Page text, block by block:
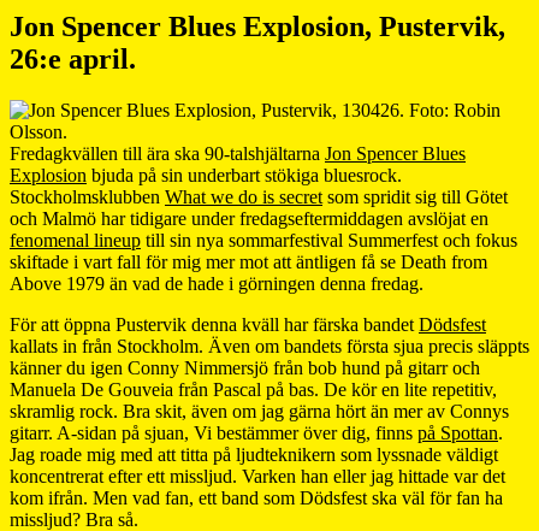
Jon Spencer Blues Explosion, Pustervik,
26:e april.
Fredagkvällen till ära ska 90-talshjältarna Jon Spencer Blues
Explosion bjuda på sin underbart stökiga bluesrock.
Stockholmsklubben What we do is secret som spridit sig till Götet
och Malmö har tidigare under fredagseftermiddagen avslöjat en
fenomenal lineup till sin nya sommarfestival Summerfest och fokus
skiftade i vart fall för mig mer mot att äntligen få se Death from
Above 1979 än vad de hade i görningen denna fredag.
För att öppna Pustervik denna kväll har färska bandet Dödsfest
kallats in från Stockholm. Även om bandets första sjua precis släppts
känner du igen Conny Nimmersjö från bob hund på gitarr och
Manuela De Gouveia från Pascal på bas. De kör en lite repetitiv,
skramlig rock. Bra skit, även om jag gärna hört än mer av Connys
gitarr. A-sidan på sjuan, Vi bestämmer över dig, finns på Spottan.
Jag roade mig med att titta på ljudteknikern som lyssnade väldigt
koncentrerat efter ett missljud. Varken han eller jag hittade var det
kom ifrån. Men vad fan, ett band som Dödsfest ska väl för fan ha
missljud? Bra så.